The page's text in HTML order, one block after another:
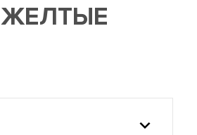
ЖЕЛТЫЕ